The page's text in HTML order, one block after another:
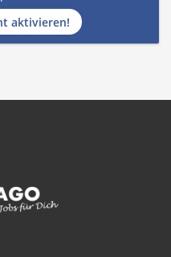
aktivieren!